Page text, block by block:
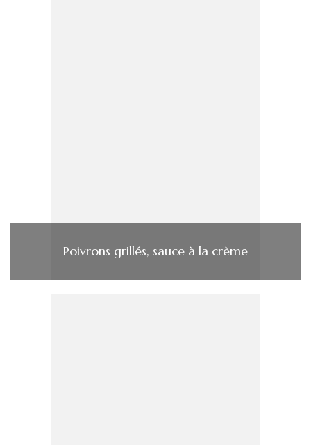
Poivrons grillés, sauce à la crème